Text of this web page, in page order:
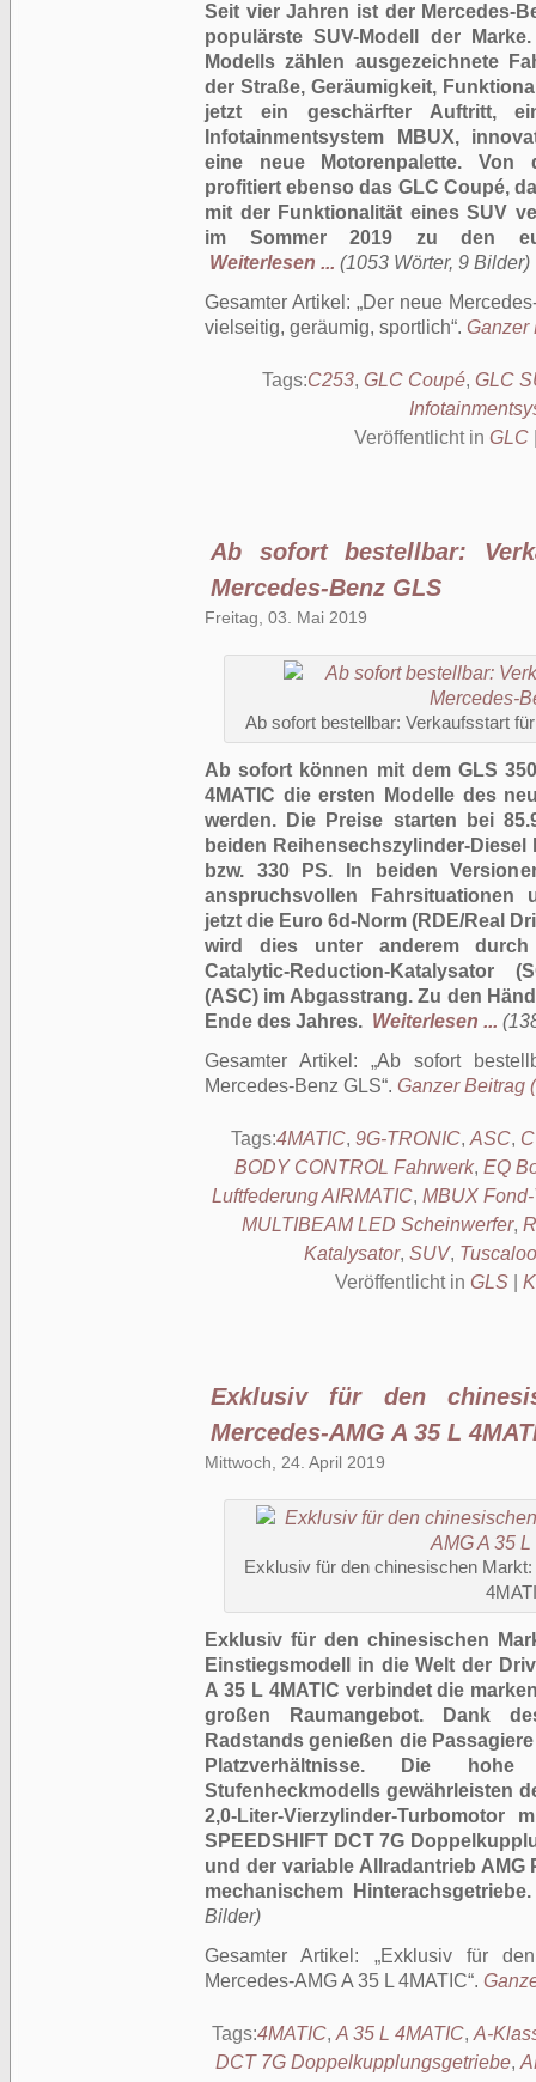
Seit vier Jahren ist der Mercedes-
populärste SUV-Modell der
Modells zählen ausgezeichnete
der Straße, Geräumigkeit,
jetzt ein geschärfter Auftritt,
Infotainmentsystem MBUX,
eine neue Motorenpalette. Von
profitiert ebenso das GLC Coupé,
mit der Funktionalität eines SUV
im Sommer 2019 zu den
Weiterlesen ... (1053 Wörter, 9 Bilder)
Gesamter Artikel: Der neue
vielseitig, geräumig, sportlich . Ganzer
Tags:C253, GLC Coupé, GLC
Veröffentlicht in GLC
Ab sofort bestellbar:
Mercedes-Benz GLS
Freitag, 03. Mai 2019
Ab sofort bestellbar: Verkaufsstart
Ab sofort können mit dem GLS
4MATIC die ersten Modelle des
werden. Die Preise starten bei
beiden Reihensechs­zylinder-
bzw. 330 PS. In beiden
anspruchsvollen Fahrsituationen
jetzt die Euro 6d-Norm (RDE/Real
wird dies unter anderem durch
Catalytic-Reduction-Katalysator
(ASC) im Abgasstrang. Zu den
Ende des Jahres. Weiterlesen ...
Gesamter Artikel:
Ab sofort
Mercedes-Benz GLS . Ganzer Beitrag
Tags:4MATIC, 9G-TRONIC, ASC,
BODY CONTROL Fahrwerk, EQ
Luftfederung AIRMATIC, MBUX
MULTIBEAM LED Scheinwerfer,
Katalysator, SUV,
Veröffentlicht in GLS|
Exklusiv für den
Mercedes-AMG A 35 L
Mittwoch, 24. April 2019
Exklusiv für den chinesischen
Exklusiv für den chinesischen
Einstiegsmodell in die Welt der
A 35 L 4MATIC verbindet die
großen Raumangebot. Dank
Radstands genießen die
Platzverhältnisse. Die
Stufenheckmodells gewährleisten
2,0-Liter-Vierzylinder-
SPEEDSHIFT DCT 7G
und der variable Allradantrieb AMG
mechanischem Hinterachsgetriebe.
Bilder)
Gesamter Artikel:
Exklusiv für
Mercedes-AMG A 35 L 4MATIC .
Tags:4MATIC, A 35 L 4MATIC, A-
DCT 7G Doppelkupplungsgetriebe,